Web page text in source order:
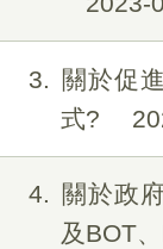
3
關於促
式?
4
關於政
及BOT